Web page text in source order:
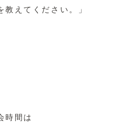
教えてください。」
時間は